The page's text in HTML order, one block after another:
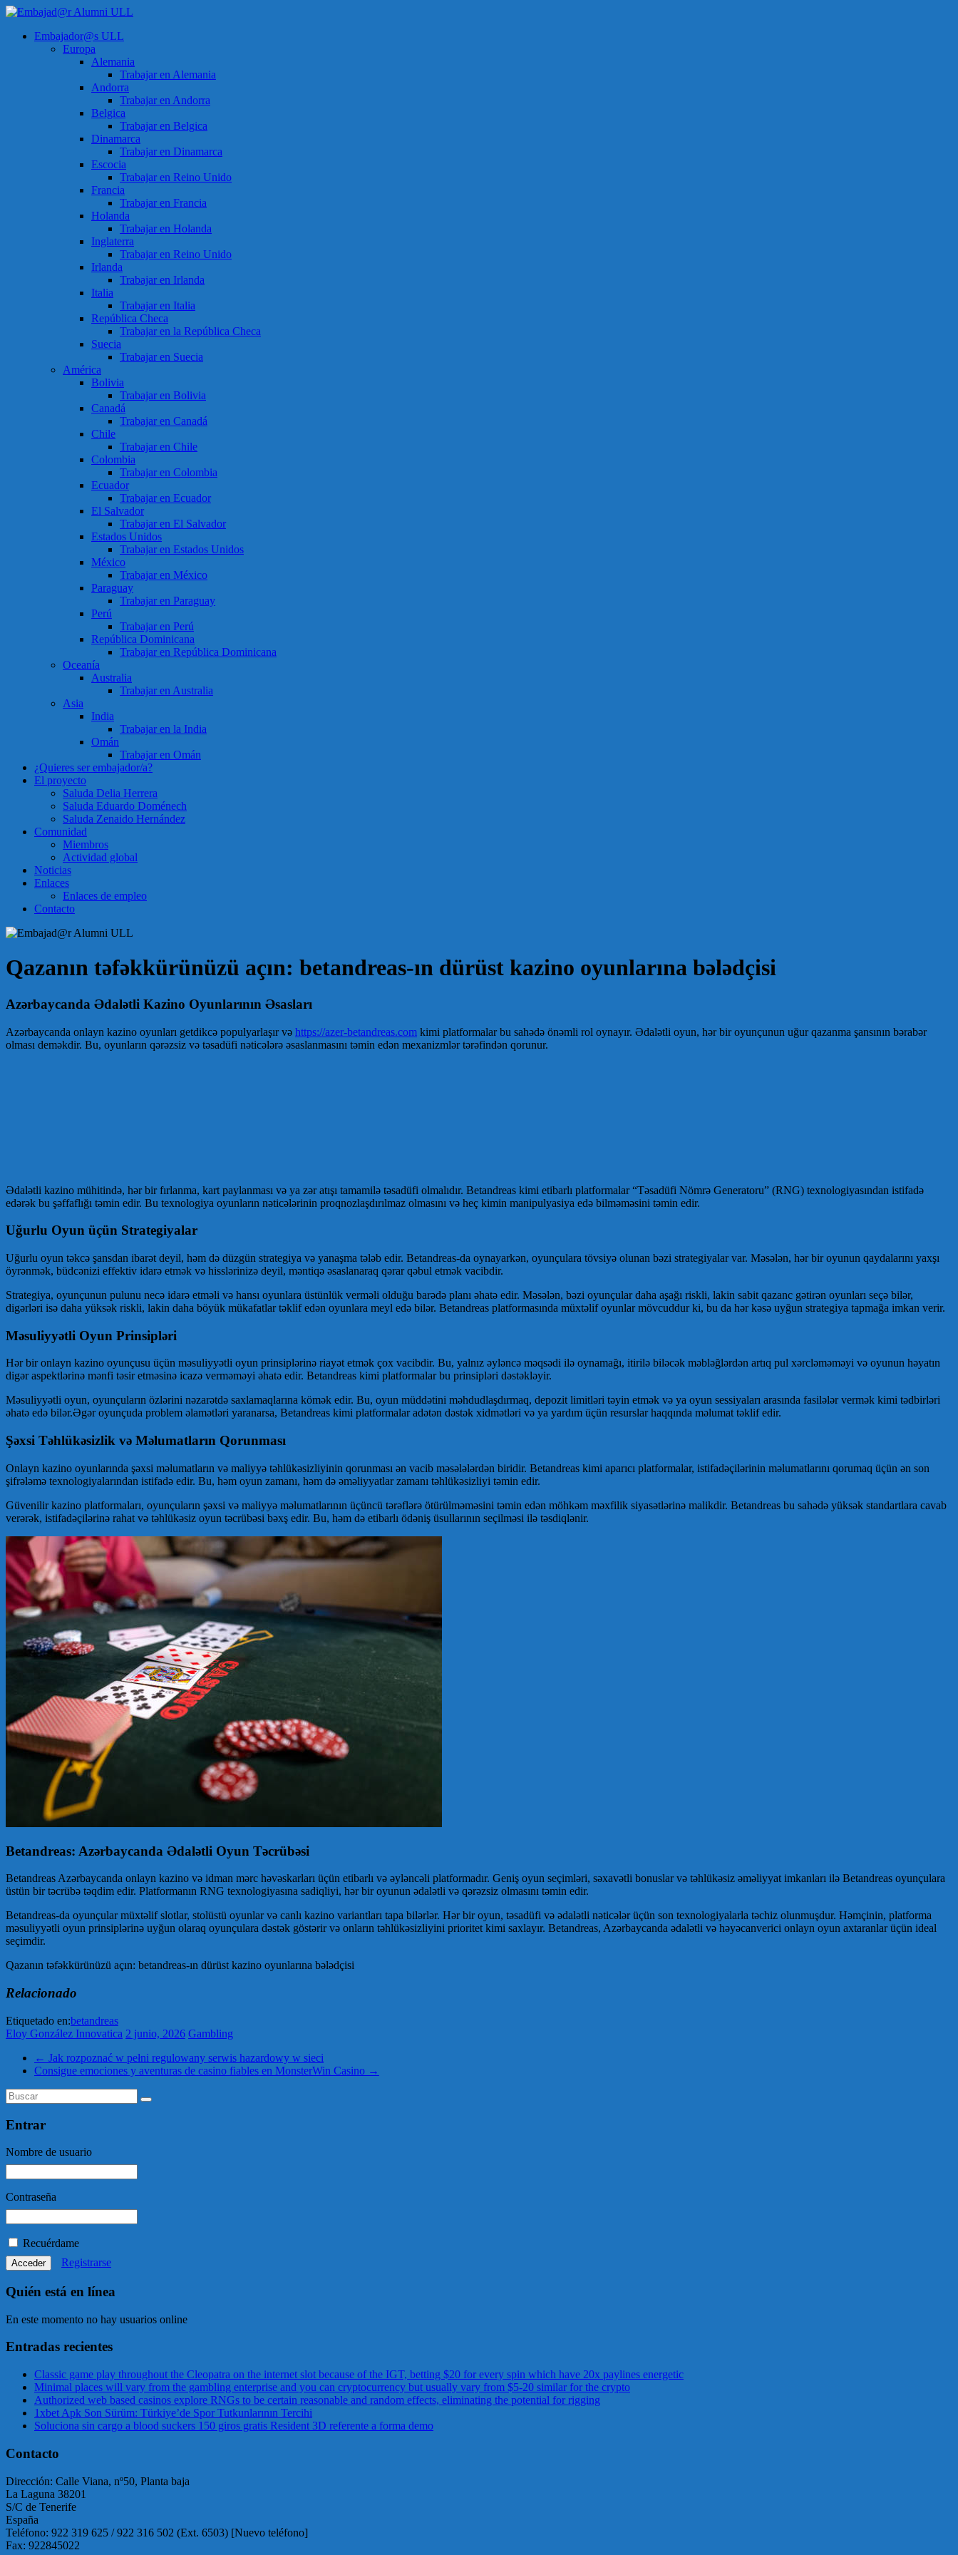
Saltar
contenido
Embajad@r
Menú
Embajador@s ULL
Europa
Alemania
Trabajar en Alemania
Andorra
Trabajar en Andorra
Belgica
Trabajar en Belgica
Dinamarca
Trabajar en Dinamarca
Escocia
Trabajar en Reino Unido
Francia
Trabajar en Francia
Holanda
Trabajar en Holanda
Inglaterra
Trabajar en Reino Unido
Irlanda
Trabajar en Irlanda
Italia
Trabajar en Italia
República Checa
Trabajar en la República Checa
Suecia
Trabajar en Suecia
América
Bolivia
Trabajar en Bolivia
Canadá
Trabajar en Canadá
Chile
Trabajar en Chile
Colombia
Trabajar en Colombia
Ecuador
Trabajar en Ecuador
El Salvador
Trabajar en El Salvador
Estados Unidos
Trabajar en Estados Unidos
México
Trabajar en México
Paraguay
Trabajar en Paraguay
Perú
Trabajar en Perú
República Dominicana
Trabajar en República Dominicana
Oceanía
Australia
Trabajar en Australia
Asia
India
Trabajar en la India
Omán
Trabajar en Omán
¿Quieres ser embajador/a?
El proyecto
Saluda Delia Herrera
Saluda Eduardo Doménech
Saluda Zenaido Hernández
Comunidad
Miembros
Actividad global
Noticias
Enlaces
Enlaces de empleo
Contacto
Qazanın təfəkkürünüzü açın: betandreas-ın dürüst kazino oyunlarına bələdçisi
Azərbaycanda Ədalətli Kazino Oyunlarının Əsasları
Azərbaycanda onlayn kazino oyunları getdikcə populyarlaşır və https://azer-betandreas.com kimi platformalar bu sahədə önəmli rol oynayır. Ədalətli oyun, hər bir oyunçunun uğur qazanma şansının bərabər
olması deməkdir. Bu, oyunların qərəzsiz və təsadüfi nəticələrə əsaslanmasını təmin edən mexanizmlər tərəfindən qorunur.
Ədalətli kazino mühitində, hər bir fırlanma, kart paylanması və ya zər atışı tamamilə təsadüfi olmalıdır. Betandreas kimi etibarlı platformalar “Təsadüfi Nömrə Generatoru” (RNG) texnologiyasından istifadə
edərək bu şəffaflığı təmin edir. Bu texnologiya oyunların nəticələrinin proqnozlaşdırılmaz olmasını və heç kimin manipulyasiya edə bilməməsini təmin edir.
Uğurlu Oyun üçün Strategiyalar
Uğurlu oyun təkcə şansdan ibarət deyil, həm də düzgün strategiya və yanaşma tələb edir. Betandreas-da oynayarkən, oyunçulara tövsiyə olunan bəzi strategiyalar var. Məsələn, hər bir oyunun qaydalarını yaxşı
öyrənmək, büdcənizi effektiv idarə etmək və hisslərinizə deyil, məntiqə əsaslanaraq qərar qəbul etmək vacibdir.
Strategiya, oyunçunun pulunu necə idarə etməli və hansı oyunlara üstünlük verməli olduğu barədə planı əhatə edir. Məsələn, bəzi oyunçular daha aşağı riskli, lakin sabit qazanc gətirən oyunları seçə bilər,
digərləri isə daha yüksək riskli, lakin daha böyük mükafatlar təklif edən oyunlara meyl edə bilər. Betandreas platformasında müxtəlif oyunlar mövcuddur ki, bu da hər kəsə uyğun strategiya tapmağa imkan verir.
Məsuliyyətli Oyun Prinsipləri
Hər bir onlayn kazino oyunçusu üçün məsuliyyətli oyun prinsiplərinə riayət etmək çox vacibdir. Bu, yalnız əyləncə məqsədi ilə oynamağı, itirilə biləcək məbləğlərdən artıq pul xərcləməməyi və oyunun həyatın
digər aspektlərinə mənfi təsir etməsinə icazə verməməyi əhatə edir. Betandreas kimi platformalar bu prinsipləri dəstəkləyir.
Məsuliyyətli oyun, oyunçuların özlərini nəzarətdə saxlamaqlarına kömək edir. Bu, oyun müddətini məhdudlaşdırmaq, depozit limitləri təyin etmək və ya oyun sessiyaları arasında fasilələr vermək kimi tədbirləri
əhatə edə bilər.Əgər oyunçuda problem əlamətləri yaranarsa, Betandreas kimi platformalar adətən dəstək xidmətləri və ya yardım üçün resurslar haqqında məlumat təklif edir.
Şəxsi Təhlükəsizlik və Məlumatların Qorunması
Onlayn kazino oyunlarında şəxsi məlumatların və maliyyə təhlükəsizliyinin qorunması ən vacib məsələlərdən biridir. Betandreas kimi aparıcı platformalar, istifadəçilərinin məlumatlarını qorumaq üçün ən son
şifrələmə texnologiyalarından istifadə edir. Bu, həm oyun zamanı, həm də əməliyyatlar zamanı təhlükəsizliyi təmin edir.
Güvenilir kazino platformaları, oyunçuların şəxsi və maliyyə məlumatlarının üçüncü tərəflərə ötürülməməsini təmin edən möhkəm məxfilik siyasətlərinə malikdir. Betandreas bu sahədə yüksək standartlara cavab
verərək, istifadəçilərinə rahat və təhlükəsiz oyun təcrübəsi bəxş edir. Bu, həm də etibarlı ödəniş üsullarının seçilməsi ilə təsdiqlənir.
Betandreas: Azərbaycanda Ədalətli Oyun Təcrübəsi
Betandreas Azərbaycanda onlayn kazino və idman mərc həvəskarları üçün etibarlı və əyləncəli platformadır. Geniş oyun seçimləri, səxavətli bonuslar və təhlükəsiz əməliyyat imkanları ilə Betandreas oyunçulara
üstün bir təcrübə təqdim edir. Platformanın RNG texnologiyasına sadiqliyi, hər bir oyunun ədalətli və qərəzsiz olmasını təmin edir.
Betandreas-da oyunçular müxtəlif slotlar, stolüstü oyunlar və canlı kazino variantları tapa bilərlər. Hər bir oyun, təsadüfi və ədalətli nəticələr üçün son texnologiyalarla təchiz olunmuşdur. Həmçinin, platforma
məsuliyyətli oyun prinsiplərinə uyğun olaraq oyunçulara dəstək göstərir və onların təhlükəsizliyini prioritet kimi saxlayır. Betandreas, Azərbaycanda ədalətli və həyəcanverici onlayn oyun axtaranlar üçün ideal
seçimdir.
Qazanın təfəkkürünüzü açın: betandreas-ın dürüst kazino oyunlarına bələdçisi
Relacionado
Etiquetado en:betandreas
Eloy González Innovatica 2 junio, 2026 Gambling
← Jak rozpoznać w pełni regulowany serwis hazardowy w sieci
Consigue emociones y aventuras de casino fiables en MonsterWin Casino →
Entrar
Nombre de usuario
Contraseña
Recuérdame
Registrarse
Quién está en línea
En este momento no hay usuarios online
Entradas recientes
Classic game play throughout the Cleopatra on the internet slot because of the IGT, betting $20 for every spin which have 20x paylines energetic
Minimal places will vary from the gambling enterprise and you can cryptocurrency but usually vary from $5-20 similar for the crypto
Authorized web based casinos explore RNGs to be certain reasonable and random effects, eliminating the potential for rigging
1xbet Apk Son Sürüm: Türkiye’de Spor Tutkunlarının Tercihi
Soluciona sin cargo a blood suckers 150 giros gratis Resident 3D referente a forma demo
Contacto
Dirección: Calle Viana, nº50, Planta baja
La Laguna 38201
S/C de Tenerife
España
Teléfono: 922 319 625 / 922 316 502 (Ext. 6503) [Nuevo teléfono]
Fax: 922845022